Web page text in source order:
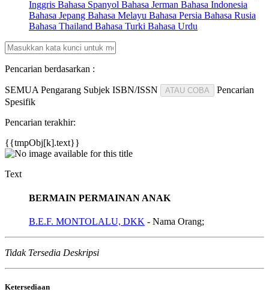
Inggris Bahasa Spanyol Bahasa Jerman Bahasa Indonesia
Bahasa Jepang Bahasa Melayu Bahasa Persia Bahasa Rusia
Bahasa Thailand Bahasa Turki Bahasa Urdu
Pencarian berdasarkan :
SEMUA Pengarang Subjek ISBN/ISSN ATAU COBA
Pencarian
Spesifik
Pencarian terakhir:
{{tmpObj[k].text}}
Text
BERMAIN PERMAINAN ANAK
B.E.F. MONTOLALU, DKK - Nama Orang;
Tidak Tersedia Deskripsi
Ketersediaan